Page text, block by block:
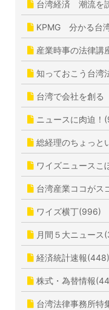
台湾経済 潮流を
KPMG 分かる台
産業時事の法律講
知っておこう台湾
台湾で会社を創
ニュースに肉迫！
総経理のちょっと
ワイズニュースこ
台湾産業ココがス
ワイズ横丁(996)
月間５大ニュース
経済統計速報(448)
株式・為替情報
台湾法律事務所特